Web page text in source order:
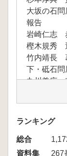
大坂の石
報告
岩崎仁志
樫木規秀
竹内靖長
下・砥石問
丸川義広
小田木富
費 硯を中
絹川一徳
と流通
北野隆亮
流通・消費
ランキング
総合
資料集
267